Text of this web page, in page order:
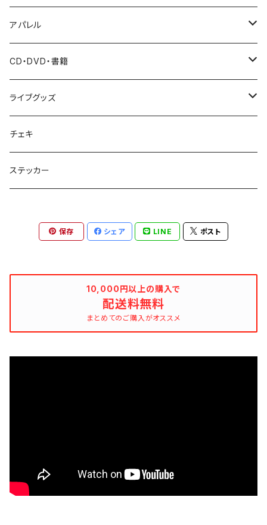
アパレル
Tシャツ
パーカー
バッグ
CD・DVD・書籍
CD
DVD・Blu-ray
雑誌・写真集
ライブグッズ
ペンライト
タオル
チェキ
ステッカー
保存 シェア LINE ポスト
10,000円以上の購入で
配送料無料
まとめてのご購入がオススメ